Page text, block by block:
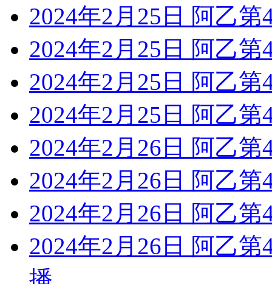
2024年2月25日 阿乙
2024年2月25日 阿乙
2024年2月25日 阿乙
2024年2月25日 阿乙
2024年2月26日 阿乙
2024年2月26日 阿乙
2024年2月26日 阿乙
2024年2月26日 阿乙
播